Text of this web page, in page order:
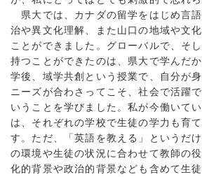
県大では、カナダの留学をはじめ言
治や異文化理解、また山口の地域や文
ことができました。グローバルで、そ
持つことができたのは、県大で学んだ
学後、域学共創という授業で、自分が
ニーズが合わさってこそ、社会で活躍
いうことを学びました。私が今働いて
は、それぞれの学校で生徒の学力も育
す。ただ、「英語を教える」というだ
の環境や生徒の状況に合わせて教師の
化的背景や政治的背景なども含めて生